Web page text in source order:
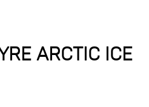
ARCTIC ICE